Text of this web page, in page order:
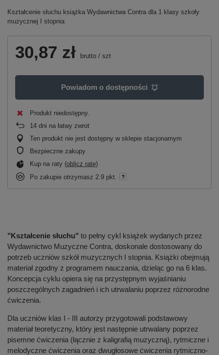
Kształcenie słuchu książka Wydawnictwa Contra dla 1 klasy szkoły
muzycznej I stopnia
30,87 zł brutto / szt
Powiadom o dostępności
Produkt niedostępny
14 dni na łatwy zwrot
Ten produkt nie jest dostępny w sklepie stacjonarnym
Bezpieczne zakupy
Kup na raty (oblicz ratę)
Po zakupie otrzymasz 2.9 pkt.
"Kształcenie słuchu" to pełny cykl książek wydanych przez
Wydawnictwo Muzyczne Contra, doskonale dostosowany do
potrzeb uczniów szkół muzycznych I stopnia. Książki obejmują
materiał zgodny z programem nauczania, dzieląc go na 6 klas.
Koncepcja cyklu opiera się na przystępnym wyjaśnianiu
poszczególnych zagadnień i ich utrwalaniu poprzez różnorodne
ćwiczenia.
Dla uczniów klas I - III autorzy przygotowali podstawowy
materiał teoretyczny, który jest następnie utrwalany poprzez
pisemne ćwiczenia (łącznie z kaligrafią muzyczną), rytmiczne i
melodyczne ćwiczenia oraz dwugłosowe ćwiczenia rytmiczno-